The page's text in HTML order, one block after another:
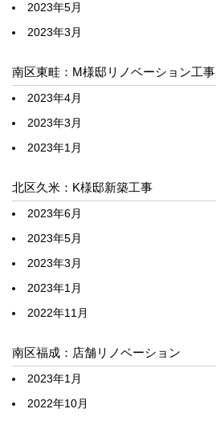
2023年5月
2023年3月
南区東畦：M様邸リノベーション工事
2023年4月
2023年3月
2023年1月
北区久米：K様邸新築工事
2023年6月
2023年5月
2023年3月
2023年1月
2022年11月
南区福成：店舗リノベーション
2023年1月
2022年10月